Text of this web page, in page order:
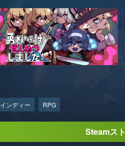
インディー RPG
Steamス